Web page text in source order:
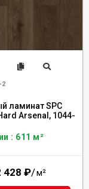
2
ламинат SPC
Arsenal, 1044-
: 611 м²
428 ₽/м²